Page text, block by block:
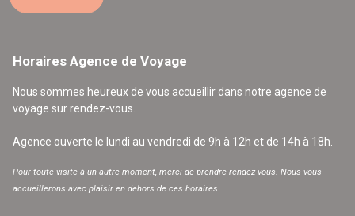
Horaires Agence de Voyage
Nous sommes heureux de vous accueillir dans notre agence de
voyage sur rendez-vous.
Agence ouverte le lundi au vendredi de 9h à 12h et de 14h à 18h.
Pour toute visite à un autre moment, merci de prendre rendez-vous. Nous vous
accueillerons avec plaisir en dehors de ces horaires.